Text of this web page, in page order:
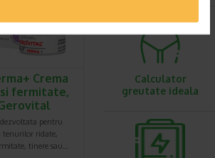
Crema
fermitate,
dezvoltata pentru
tenurilor ridate,
tinere sau…
Calculator
greutate ideala